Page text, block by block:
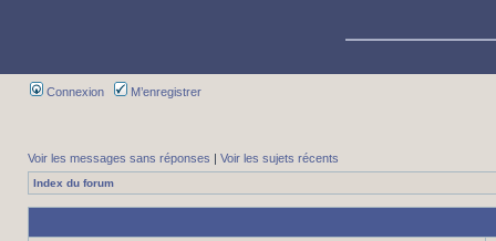
Connexion M’enregistrer
Voir les messages sans réponses | Voir les sujets récents
Index du forum